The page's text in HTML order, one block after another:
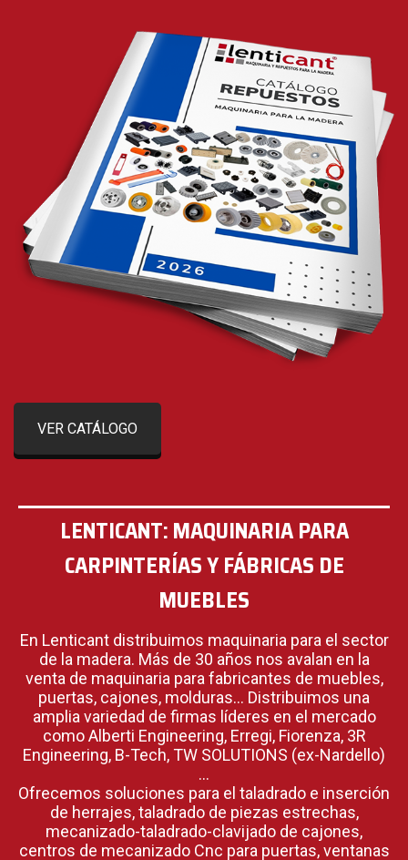
VER CATÁLOGO
LENTICANT: MAQUINARIA PARA
CARPINTERÍAS Y FÁBRICAS DE
MUEBLES
En Lenticant distribuimos maquinaria para el sector
de la madera. Más de 30 años nos avalan en la
venta de maquinaria para fabricantes de muebles,
puertas, cajones, molduras… Distribuimos una
amplia variedad de firmas líderes en el mercado
como Alberti Engineering, Erregi, Fiorenza, 3R
Engineering, B-Tech, TW SOLUTIONS (ex-Nardello)
…
Ofrecemos soluciones para el taladrado e inserción
de herrajes, taladrado de piezas estrechas,
mecanizado-taladrado-clavijado de cajones,
centros de mecanizado Cnc para puertas, ventanas